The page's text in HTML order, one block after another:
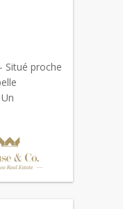
Situé proche